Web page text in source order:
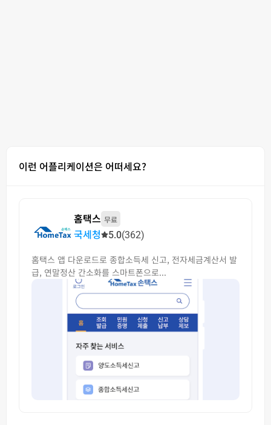
이런 어플리케이션은 어떠세요?
홈택스 무료
국세청 5.0(362)
홈택스 앱 다운로드로 종합소득세 신고, 전자세금계산서 발
급, 연말정산 간소화를 스마트폰으로...